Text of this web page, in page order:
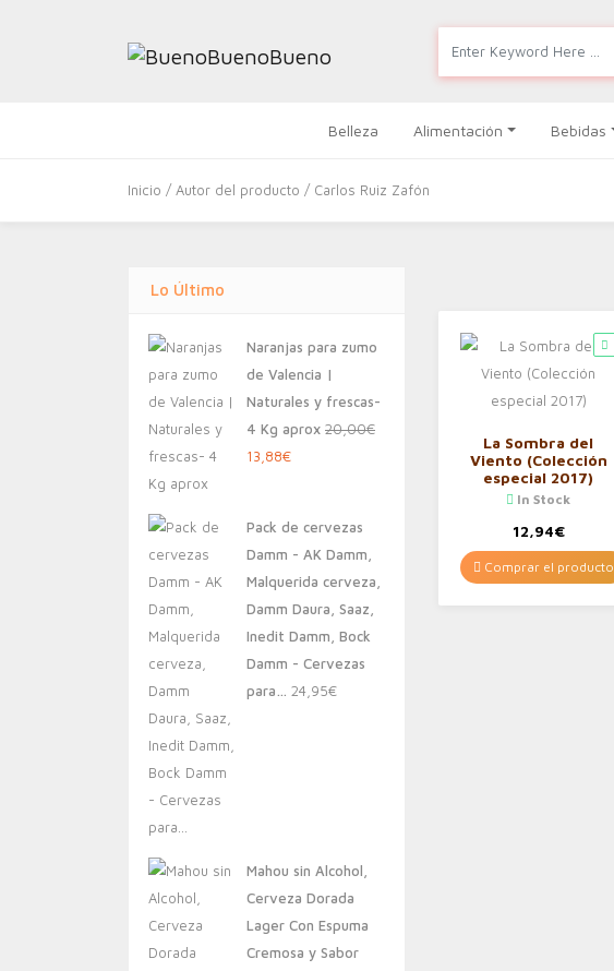
Belleza Alimentación Bebidas
Inicio / Autor del producto / Carlos Ruiz Zafón
Lo Último
Naranjas para zumo
de Valencia |
Naturales y frescas-
4 Kg aprox 20,00€
El
era:
20,00€.
13,88€El
es:
13,88€.
Pack de cervezas
Damm - AK Damm,
Malquerida cerveza,
Damm Daura, Saaz,
Inedit Damm, Bock
Damm - Cervezas
para… 24,95€
Mahou sin Alcohol,
Cerveza Dorada
Lager Con Espuma
Cremosa y Sabor
La Sombra del
Viento (Colección
especial 2017)
In Stock
12,94€
Comprar el producto